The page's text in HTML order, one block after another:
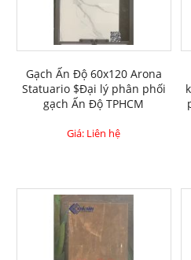
Gạch Ấn Độ 60x120 Arona
Statuario $Đại lý phân phối
gạch Ấn Độ TPHCM
Giá: Liên hệ